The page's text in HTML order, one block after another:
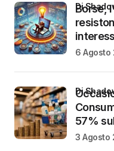
Borse,
di
6 Agosto
57%
di
3 Agosto